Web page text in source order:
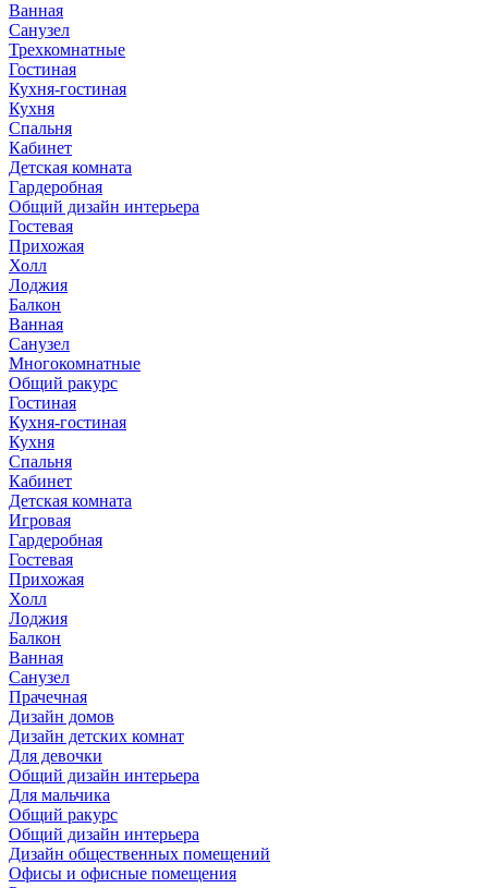
Ванная
Санузел
Трехкомнатные
Гостиная
Кухня-гостиная
Кухня
Спальня
Кабинет
Детская комната
Гардеробная
Общий дизайн интерьера
Гостевая
Прихожая
Холл
Лоджия
Балкон
Ванная
Санузел
Многокомнатные
Общий ракурс
Гостиная
Кухня-гостиная
Кухня
Спальня
Кабинет
Детская комната
Игровая
Гардеробная
Гостевая
Прихожая
Холл
Лоджия
Балкон
Ванная
Санузел
Прачечная
Дизайн домов
Дизайн детских комнат
Для девочки
Общий дизайн интерьера
Для мальчика
Общий ракурс
Общий дизайн интерьера
Дизайн общественных помещений
Офисы и офисные помещения